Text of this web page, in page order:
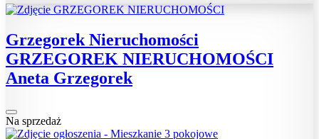
Grzegorek Nieruchomości
GRZEGOREK NIERUCHOMOŚCI
Aneta Grzegorek
Na sprzedaż